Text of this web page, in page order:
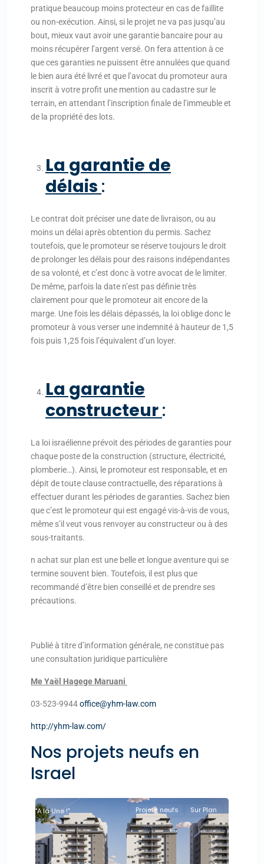
pratique beaucoup moins protecteur en cas de faillite
ou non-exécution. Ainsi, si le projet ne va pas jusqu’au
bout, mieux vaut avoir une garantie bancaire pour au
moins récupérer l’argent versé. On fera attention à ce
que ces garanties ne puissent être annulées que quand
le bien aura été livré et que l’avocat du promoteur aura
inscrit à votre profit une mention au cadastre sur le
terrain, en attendant l’inscription finale de l’immeuble et
de la propriété des lots.
La garantie de
délais :
Le contrat doit préciser une date de livraison, ou au
moins un délai après obtention du permis. Sachez
toutefois, que le promoteur se réserve toujours le droit
de prolonger les délais pour des raisons indépendantes
de sa volonté, et c’est donc à votre avocat de le limiter.
De même, parfois la date n’est pas définie très
clairement pour que le promoteur ait encore de la
marge. Une fois les délais dépassés, la loi oblige donc le
promoteur à vous verser une indemnité à hauteur de 1,5
fois puis 1,25 fois l’équivalent d’un loyer.
La garantie
constructeur:
La loi israélienne prévoit des périodes de garanties pour
chaque poste de la construction (structure, électricité,
plomberie…). Ainsi, le promoteur est responsable, et en
dépit de toute clause contractuelle, des réparations à
effectuer durant les périodes de garanties. Sachez bien
que c’est le promoteur qui est engagé vis-à-vis de vous,
même s’il veut vous renvoyer au constructeur ou à des
sous-traitants.
n achat sur plan est une belle et longue aventure qui se
termine souvent bien. Toutefois, il est plus que
recommandé d’être bien conseillé et de prendre ses
précautions.
Publié à titre d’information générale, ne constitue pas
une consultation juridique particulière
Me Yaël Hagege Maruani
03-523-9944office@yhm-law.com
http://yhm-law.com/
Nos projets neufs en
Israel
Projets neufs Sur Plan
"A la Une !"